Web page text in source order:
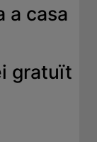
a casa
gratuït